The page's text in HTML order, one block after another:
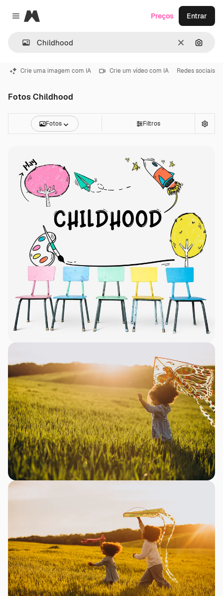
Close menu
Magnific
Limpar
Preços Entrar
Crie uma imagem com IA Crie um vídeo com IA Redes sociais
Fotos Childhood
Fotos Filtros